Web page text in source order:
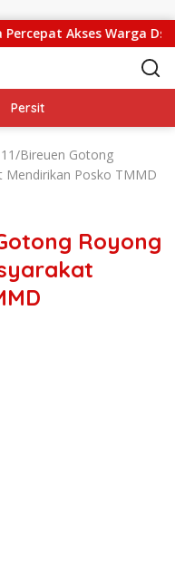
Akses Warga Ds.
Persit
Bireuen Gotong
Mendirikan Posko TMMD
Royong